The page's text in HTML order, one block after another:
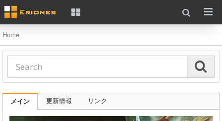
Home
メイン 更新情報 リンク